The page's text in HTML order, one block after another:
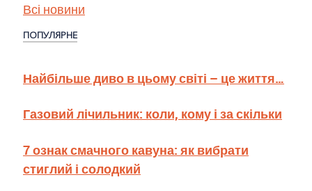
Всі новини
ПОПУЛЯРНЕ
Найбільше диво в цьому світі – це життя…
Газовий лічильник: коли, кому і за скільки
7 ознак смачного кавуна: як вибрати
стиглий і солодкий